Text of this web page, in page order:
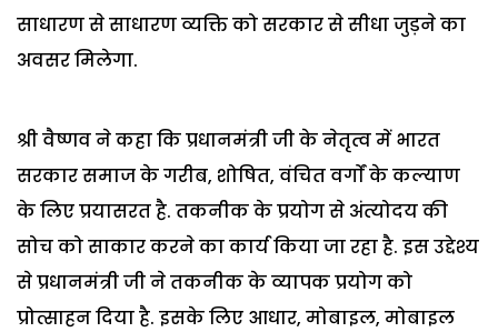
साधारण से साधारण व्यक्ति को सरकार से सीधा जुड़ने का
अवसर मिलेगा.
श्री वैष्णव ने कहा कि प्रधानमंत्री जी के नेतृत्व में भारत
सरकार समाज के गरीब, शोषित, वंचित वर्गाें के कल्याण
के लिए प्रयासरत है. तकनीक के प्रयोग से अंत्योदय की
सोच को साकार करने का कार्य किया जा रहा है. इस उद्देश्य
से प्रधानमंत्री जी ने तकनीक के व्यापक प्रयोग को
प्रोत्साहन दिया है. इसके लिए आधार, मोबाइल, मोबाइल